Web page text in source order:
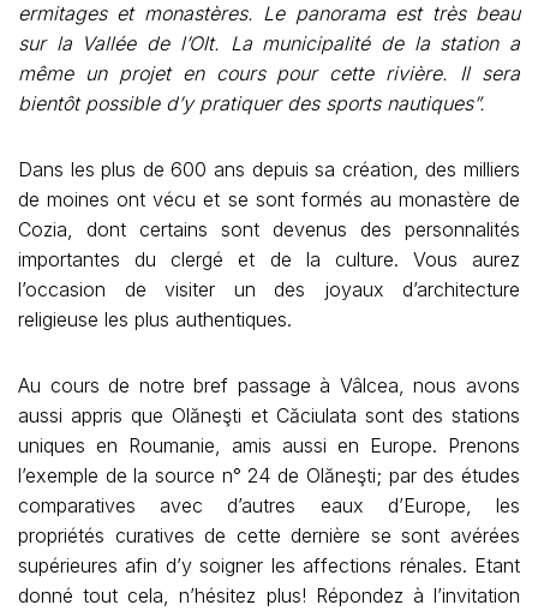
ermitages et monastères. Le panorama est très beau
sur la Vallée de l’Olt. La municipalité de la station a
même un projet en cours pour cette rivière. Il sera
bientôt possible d’y pratiquer des sports nautiques”.
Dans les plus de 600 ans depuis sa création, des milliers
de moines ont vécu et se sont formés au monastère de
Cozia, dont certains sont devenus des personnalités
importantes du clergé et de la culture. Vous aurez
l’occasion de visiter un des joyaux d’architecture
religieuse les plus authentiques.
Au cours de notre bref passage à Vâlcea, nous avons
aussi appris que Olăneşti et Căciulata sont des stations
uniques en Roumanie, amis aussi en Europe. Prenons
l’exemple de la source n° 24 de Olăneşti; par des études
comparatives avec d’autres eaux d’Europe, les
propriétés curatives de cette dernière se sont avérées
supérieures afin d’y soigner les affections rénales. Etant
donné tout cela, n’hésitez plus! Répondez à l’invitation